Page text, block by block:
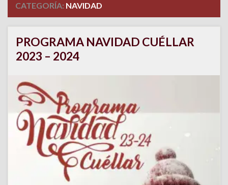
CATEGORÍA: NAVIDAD
PROGRAMA NAVIDAD CUÉLLAR
2023 – 2024